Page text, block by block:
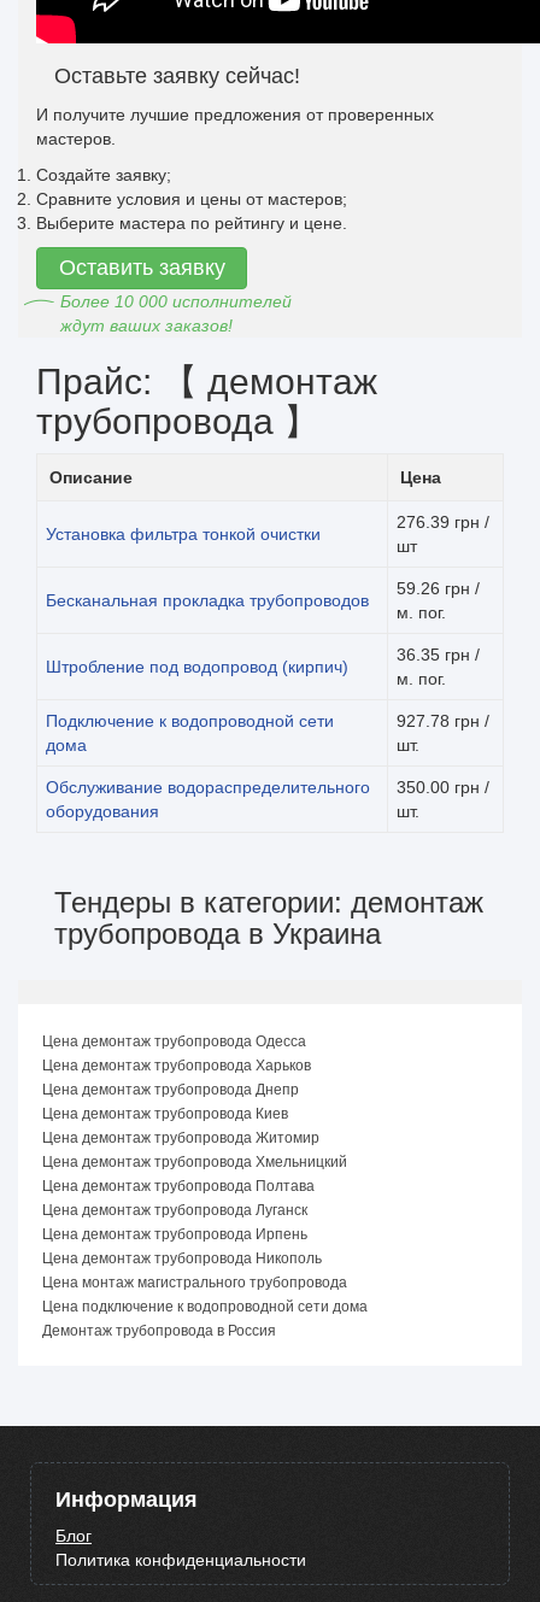
Оставьте заявку сейчас!
И получите лучшие предложения от проверенных
мастеров.
Создайте заявку;
Сравните условия и цены от мастеров;
Выберите мастера по рейтингу и цене.
Оставить заявку
Более 10 000 исполнителей
ждут ваших заказов!
Прайс: 【 демонтаж
трубопровода 】
Описание Цена
Установка фильтра тонкой очистки
276.39 грн /
шт
Бесканальная прокладка трубопроводов
59.26 грн /
м. пог.
Штробление под водопровод (кирпич)
36.35 грн /
м. пог.
Подключение к водопроводной сети
дома
927.78 грн /
шт.
Обслуживание водораспределительного
оборудования
350.00 грн /
шт.
Тендеры в категории: демонтаж
трубопровода в Украина
Цена демонтаж трубопровода Одесса
Цена демонтаж трубопровода Харьков
Цена демонтаж трубопровода Днепр
Цена демонтаж трубопровода Киев
Цена демонтаж трубопровода Житомир
Цена демонтаж трубопровода Хмельницкий
Цена демонтаж трубопровода Полтава
Цена демонтаж трубопровода Луганск
Цена демонтаж трубопровода Ирпень
Цена демонтаж трубопровода Никополь
Цена монтаж магистрального трубопровода
Цена подключение к водопроводной сети дома
Демонтаж трубопровода в Россия
Информация
Блог
Политика конфиденциальности